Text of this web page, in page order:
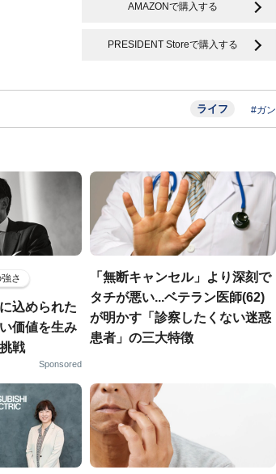
AMAZONで購入する
PRESIDENT Storeで購入する
ライフ #ガン
さ
込められた
価値を生み
戦
Sponsored
「無断キャンセル」より深刻で
タチが悪い...ベテラン医師(62)
が明かす「診察したくない迷惑
患者」の三大特徴